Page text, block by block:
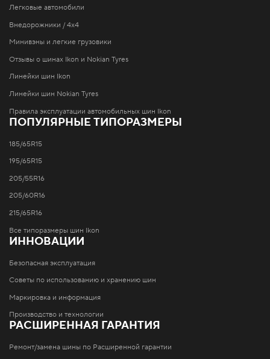
Легковые автомобили
Внедорожники / 4x4
Минивэны и легкие грузовики
Отзывы о шинах Ikon и Nokian Tyres
Линейки шин Ikon
Линейки шин Nokian Tyres
Правила эксплуатации автомобильных шин Ikon
ПОПУЛЯРНЫЕ ТИПОРАЗМЕРЫ
185/65R15
195/65R15
205/55R16
205/60R16
215/65R16
Все типоразмеры шин Ikon
ИННОВАЦИИ
Безопасная эксплуатация
Советы по использованию и хранению шин
Маркировка и информация
Производство и технологии
РАСШИРЕННАЯ ГАРАНТИЯ
Ремонт/замена шины по Расширенной гарантии